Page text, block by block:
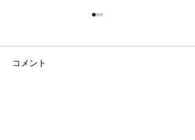
コメント